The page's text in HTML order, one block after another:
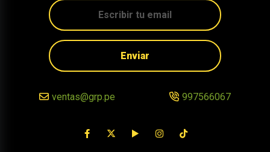
Enviar
ventas@grp.pe 997566067